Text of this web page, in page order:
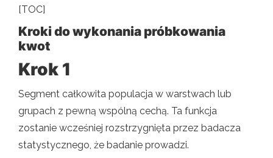
[TOC]
Kroki do wykonania próbkowania
kwot
Krok 1
Segment całkowita populacja w warstwach lub
grupach z pewną wspólną cechą. Ta funkcja
zostanie wcześniej rozstrzygnięta przez badacza
statystycznego, że badanie prowadzi.